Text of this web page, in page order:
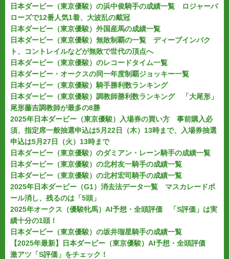
日本ダービー（東京優駿）の浜中俊騎手の成績一覧 ロジャーバ
ローズで12番人気1着、大波乱の戴冠
日本ダービー（東京優駿）外国産馬の成績一覧
日本ダービー（東京優駿）無敗制覇の一覧 ディープインパク
ト、コントレイルなどが無敗で世代の頂点へ
日本ダービー（東京優駿）のレコードタイム一覧
日本ダービー・オークスの同一年度制覇ジョッキー一覧
日本ダービー（東京優駿）騎手勝利数ランキング
日本ダービー（東京優駿）調教師勝利数ランキング 「大尾形」
尾形藤吉調教師が最多の8勝
2025年日本ダービー（東京優駿）入場券の買い方 事前購入必
須、指定席一般抽選申込は5月22日（木）13時まで、入場券抽選
申込は5月27日（火）13時まで
日本ダービー（東京優駿）のダミアン・レーン騎手の成績一覧
日本ダービー（東京優駿）の北村友一騎手の成績一覧
日本ダービー（東京優駿）の北村宏司騎手の成績一覧
2025年日本ダービー（G1）消去法データ一覧 マスカレードボ
ール消し、残るのは「5頭」
2025年オークス（優駿牝馬）AI予想・全頭評価 「S評価」は実
績十分の1頭！
日本ダービー（東京優駿）の坂井瑠星騎手の成績一覧
【2025年最新】日本ダービー（東京優駿）AI予想・全頭評価
激アツ「S評価」をチェック！